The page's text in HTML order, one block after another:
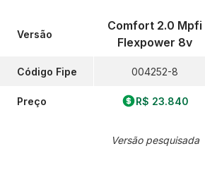
Versão
Código Fipe
Preço
Comfort 2.0 Mpfi
Flexpower 8v
004252-8
R$ 23.840
Versão pesquisada